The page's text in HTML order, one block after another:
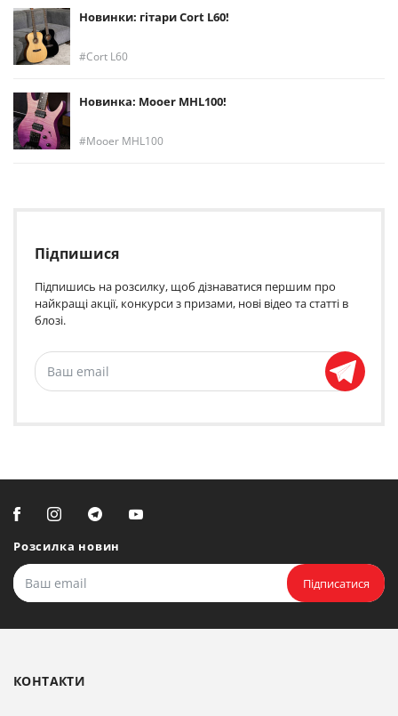
Новинки: гітари Cort L60!
Cort L60
Новинка: Mooer MHL100!
Mooer MHL100
Підпишися
Підпишись на розсилку, щоб дізнаватися першим про
найкращі акції, конкурси з призами, нові відео та статті в
блозі.
Розсилка новин
Підписатися
КОНТАКТИ